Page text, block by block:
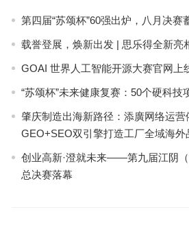
第四届“苏颂杯”60强出炉，八月决赛
载誉登展，焕新出发 | 思乐得全新亮
GOAI 世界人工智能开源大赛官网上
“苏颂杯”未来健康复赛：50个硬科技
肇庆制造出海新路径：添廣网络运营
GEO+SEO双引擎打造工厂全域海外
创业高新·澄就未来——第九届江阴
总决赛落幕